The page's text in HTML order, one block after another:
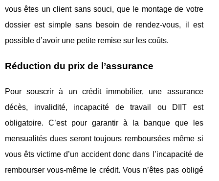
vous êtes un client sans souci, que le montage de votre
dossier est simple sans besoin de rendez-vous, il est
possible d’avoir une petite remise sur les coûts.
Réduction du prix de l’assurance
Pour souscrir à un crédit immobilier, une assurance
décès, invalidité, incapacité de travail ou DIIT est
obligatoire. C’est pour garantir à la banque que les
mensualités dues seront toujours remboursées même si
vous êts victime d’un accident donc dans l’incapacité de
rembourser vous-même le crédit. Vous n’êtes pas obligé